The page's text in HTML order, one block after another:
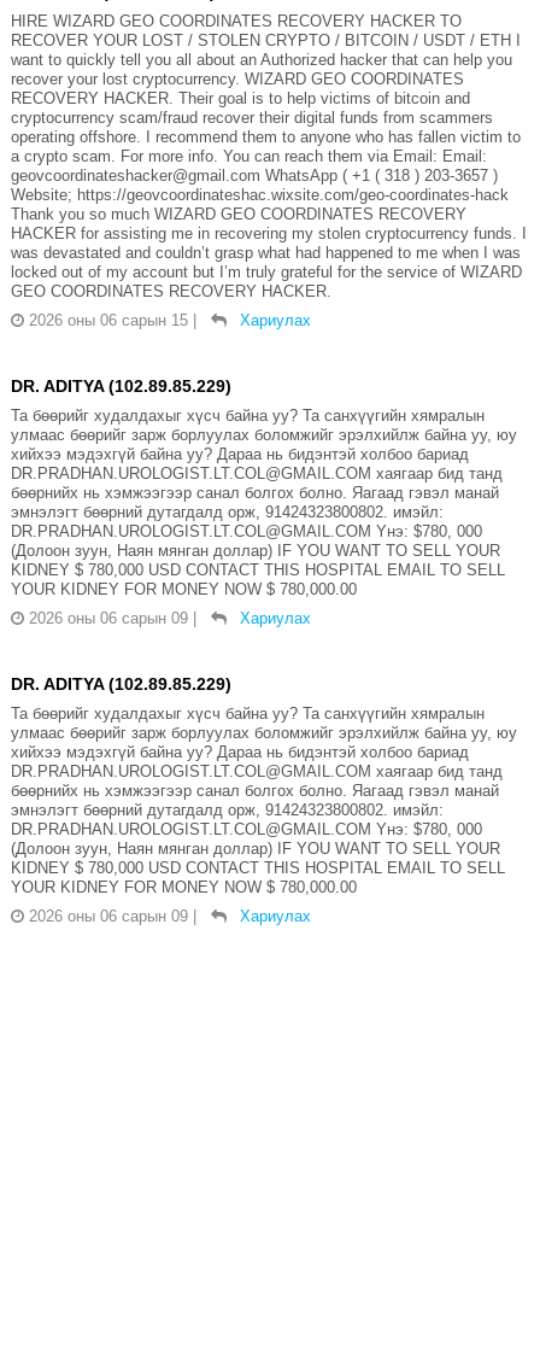
HIRE WIZARD GEO COORDINATES RECOVERY HACKER TO
RECOVER YOUR LOST / STOLEN CRYPTO / BITCOIN / USDT / ETH I
want to quickly tell you all about an Authorized hacker that can help you
recover your lost cryptocurrency. WIZARD GEO COORDINATES
RECOVERY HACKER. Their goal is to help victims of bitcoin and
cryptocurrency scam/fraud recover their digital funds from scammers
operating offshore. I recommend them to anyone who has fallen victim to
a crypto scam. For more info. You can reach them via Email: Email:
geovcoordinateshacker@gmail.com WhatsApp ( +1 ( 318 ) 203-3657 )
Website; https://geovcoordinateshac.wixsite.com/geo-coordinates-hack
Thank you so much WIZARD GEO COORDINATES RECOVERY
HACKER for assisting me in recovering my stolen cryptocurrency funds. I
was devastated and couldn’t grasp what had happened to me when I was
locked out of my account but I’m truly grateful for the service of WIZARD
GEO COORDINATES RECOVERY HACKER.
2026 оны 06 сарын 15 | Хариулах
DR. ADITYA (102.89.85.229)
Та бөөрийг худалдахыг хүсч байна уу? Та санхүүгийн хямралын
улмаас бөөрийг зарж борлуулах боломжийг эрэлхийлж байна уу, юу
хийхээ мэдэхгүй байна уу? Дараа нь бидэнтэй холбоо бариад
DR.PRADHAN.UROLOGIST.LT.COL@GMAIL.COM хаягаар бид танд
бөөрнийх нь хэмжээгээр санал болгох болно. Яагаад гэвэл манай
эмнэлэгт бөөрний дутагдалд орж, 91424323800802. имэйл:
DR.PRADHAN.UROLOGIST.LT.COL@GMAIL.COM Yнэ: $780, 000
(Долоон зуун, Наян мянган доллар) IF YOU WANT TO SELL YOUR
KIDNEY $ 780,000 USD CONTACT THIS HOSPITAL EMAIL TO SELL
YOUR KIDNEY FOR MONEY NOW $ 780,000.00
2026 оны 06 сарын 09 | Хариулах
DR. ADITYA (102.89.85.229)
Та бөөрийг худалдахыг хүсч байна уу? Та санхүүгийн хямралын
улмаас бөөрийг зарж борлуулах боломжийг эрэлхийлж байна уу, юу
хийхээ мэдэхгүй байна уу? Дараа нь бидэнтэй холбоо бариад
DR.PRADHAN.UROLOGIST.LT.COL@GMAIL.COM хаягаар бид танд
бөөрнийх нь хэмжээгээр санал болгох болно. Яагаад гэвэл манай
эмнэлэгт бөөрний дутагдалд орж, 91424323800802. имэйл:
DR.PRADHAN.UROLOGIST.LT.COL@GMAIL.COM Yнэ: $780, 000
(Долоон зуун, Наян мянган доллар) IF YOU WANT TO SELL YOUR
KIDNEY $ 780,000 USD CONTACT THIS HOSPITAL EMAIL TO SELL
YOUR KIDNEY FOR MONEY NOW $ 780,000.00
2026 оны 06 сарын 09 | Хариулах